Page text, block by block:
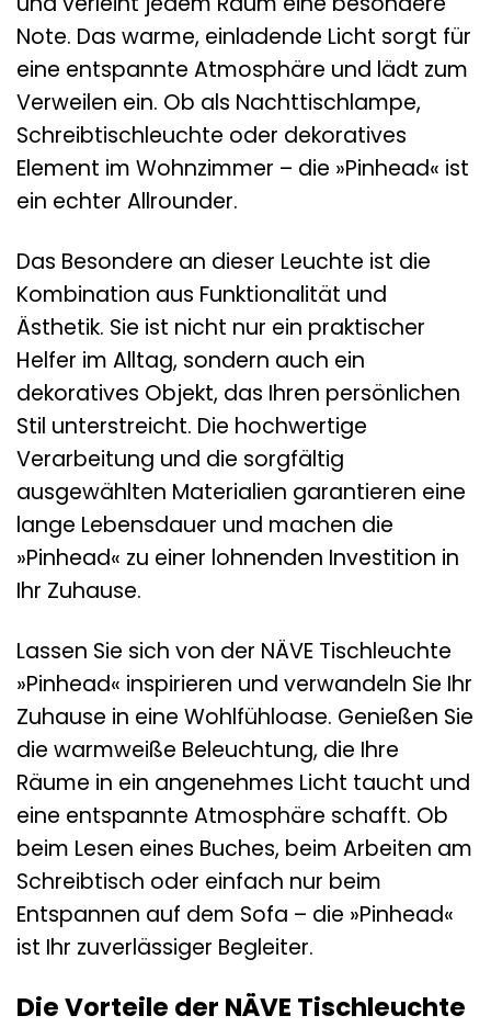
Note. Das warme, einladende Licht sorgt für
eine entspannte Atmosphäre und lädt zum
Verweilen ein. Ob als Nachttischlampe,
Schreibtischleuchte oder dekoratives
Element im Wohnzimmer – die »Pinhead« ist
ein echter Allrounder.
Das Besondere an dieser Leuchte ist die
Kombination aus Funktionalität und
Ästhetik. Sie ist nicht nur ein praktischer
Helfer im Alltag, sondern auch ein
dekoratives Objekt, das Ihren persönlichen
Stil unterstreicht. Die hochwertige
Verarbeitung und die sorgfältig
ausgewählten Materialien garantieren eine
lange Lebensdauer und machen die
»Pinhead« zu einer lohnenden Investition in
Ihr Zuhause.
Lassen Sie sich von der NÄVE Tischleuchte
»Pinhead« inspirieren und verwandeln Sie Ihr
Zuhause in eine Wohlfühloase. Genießen Sie
die warmweiße Beleuchtung, die Ihre
Räume in ein angenehmes Licht taucht und
eine entspannte Atmosphäre schafft. Ob
beim Lesen eines Buches, beim Arbeiten am
Schreibtisch oder einfach nur beim
Entspannen auf dem Sofa – die »Pinhead«
ist Ihr zuverlässiger Begleiter.
Die Vorteile der NÄVE Tischleuchte